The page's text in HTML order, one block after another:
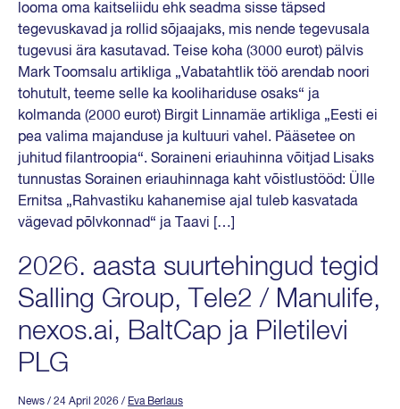
looma oma kaitseliidu ehk seadma sisse täpsed
tegevuskavad ja rollid sõjaajaks, mis nende tegevusala
tugevusi ära kasutavad. Teise koha (3000 eurot) pälvis
Mark Toomsalu artikliga „Vabatahtlik töö arendab noori
tohutult, teeme selle ka koolihariduse osaks“ ja
kolmanda (2000 eurot) Birgit Linnamäe artikliga „Eesti ei
pea valima majanduse ja kultuuri vahel. Pääsetee on
juhitud filantroopia“. Soraineni eriauhinna võitjad Lisaks
tunnustas Sorainen eriauhinnaga kaht võistlustööd: Ülle
Ernitsa „Rahvastiku kahanemise ajal tuleb kasvatada
vägevad põlvkonnad“ ja Taavi […]
2026. aasta suurtehingud tegid
Salling Group, Tele2 / Manulife,
nexos.ai, BaltCap ja Piletilevi
PLG
News / 24 April 2026 / Eva Berlaus